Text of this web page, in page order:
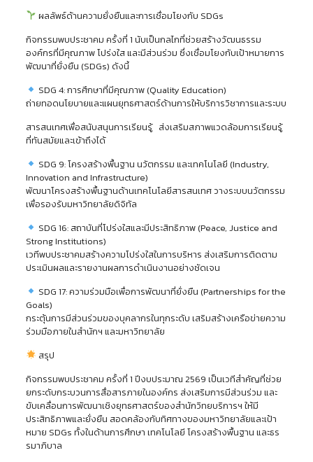
ผลลัพธ์ด้านความยั่งยืนและการเชื่อมโยงกับ SDGs
กิจกรรมพบประชาคม ครั้งที่ 1 นับเป็นกลไกที่ช่วยสร้างวัฒนธรรม
องค์กรที่มีคุณภาพ โปร่งใส และมีส่วนร่วม ซึ่งเชื่อมโยงกับเป้าหมายการ
พัฒนาที่ยั่งยืน (SDGs) ดังนี้
SDG 4: การศึกษาที่มีคุณภาพ (Quality Education)
ถ่ายทอดนโยบายและแผนยุทธศาสตร์ด้านการให้บริการวิชาการและระบบ
สารสนเทศเพื่อสนับสนุนการเรียนรู้ ส่งเสริมสภาพแวดล้อมการเรียนรู้
ที่ทันสมัยและเข้าถึงได้
SDG 9: โครงสร้างพื้นฐาน นวัตกรรม และเทคโนโลยี (Industry,
Innovation and Infrastructure)
พัฒนาโครงสร้างพื้นฐานด้านเทคโนโลยีสารสนเทศ วางระบบนวัตกรรม
เพื่อรองรับมหาวิทยาลัยดิจิทัล
SDG 16: สถาบันที่โปร่งใสและมีประสิทธิภาพ (Peace, Justice and
Strong Institutions)
เวทีพบประชาคมสร้างความโปร่งใสในการบริหาร ส่งเสริมการติดตาม
ประเมินผลและรายงานผลการดำเนินงานอย่างชัดเจน
SDG 17: ความร่วมมือเพื่อการพัฒนาที่ยั่งยืน (Partnerships for the
Goals)
กระตุ้นการมีส่วนร่วมของบุคลากรในทุกระดับ เสริมสร้างเครือข่ายความ
ร่วมมือภายในสำนักฯ และมหาวิทยาลัย
สรุป
กิจกรรมพบประชาคม ครั้งที่ 1 ปีงบประมาณ 2569 เป็นเวทีสำคัญที่ช่วย
ยกระดับกระบวนการสื่อสารภายในองค์กร ส่งเสริมการมีส่วนร่วม และ
ขับเคลื่อนการพัฒนาเชิงยุทธศาสตร์ของสำนักวิทยบริการฯ ให้มี
ประสิทธิภาพและยั่งยืน สอดคล้องกับทิศทางของมหาวิทยาลัยและเป้า
หมาย SDGs ทั้งในด้านการศึกษา เทคโนโลยี โครงสร้างพื้นฐาน และธร
รมาภิบาล